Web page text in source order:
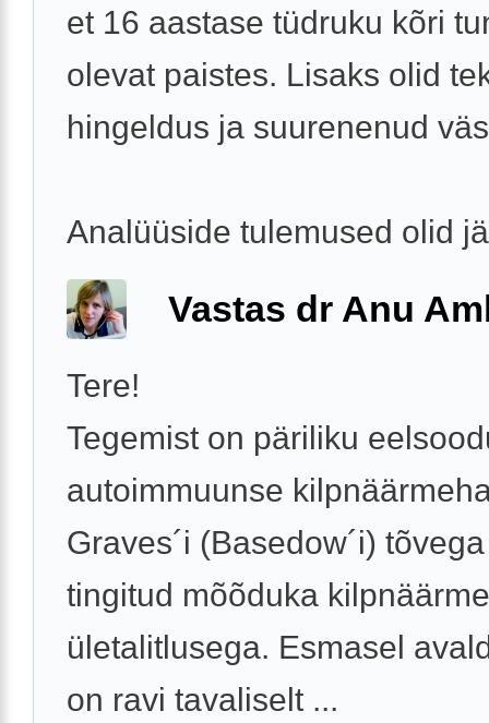
et 16 aastase tüdruku kõri
olevat paistes. Lisaks olid
hingeldus ja suurenenud
Analüüside tulemused olid
Vastas dr Anu
Tere!
Tegemist on päriliku
autoimmuunse
Graves´i (Basedow´i)
tingitud mõõduka kilpnäärme
ületalitlusega. Esmasel
on ravi tavaliselt ...